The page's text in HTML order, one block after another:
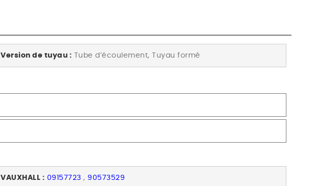
Version de tuyau : Tube d’écoulement, Tuyau formé
VAUXHALL : 09157723 , 90573529